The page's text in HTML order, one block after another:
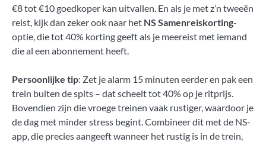
€8 tot €10 goedkoper kan uitvallen. En als je met z’n tweeën
reist, kijk dan zeker ook naar het NS Samenreiskorting-
optie, die tot 40% korting geeft als je meereist met iemand
die al een abonnement heeft.
Persoonlijke tip: Zet je alarm 15 minuten eerder en pak een
trein buiten de spits – dat scheelt tot 40% op je ritprijs.
Bovendien zijn die vroege treinen vaak rustiger, waardoor je
de dag met minder stress begint. Combineer dit met de NS-
app, die precies aangeeft wanneer het rustig is in de trein,